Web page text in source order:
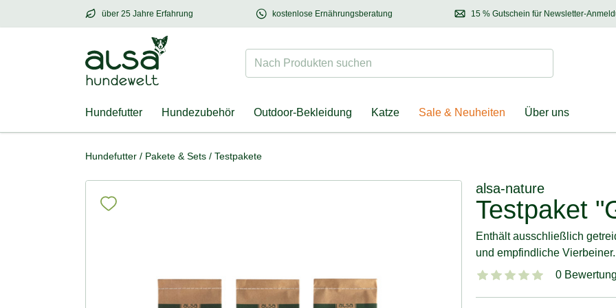
über 25 Jahre Erfahrung
über25 Jahre Erfahrung – mit Herz für Hund & Halter 15 % Gutschein für Newsletter-
Entdecken Sie
kostenlose Ernährungsberatung
Kontaktieren Sie unsere
Ernährungsberatung:
Nach Produkten suchen Suchen
Hundefutter Hundezubehör Outdoor-Bekleidung Katze Sale & Neuheiten Über uns
Hundefutter / Pakete & Sets / Testpakete
alsa-nature
Testpaket
Enthält ausschließlich
und empfindliche Vierbeiner.
0